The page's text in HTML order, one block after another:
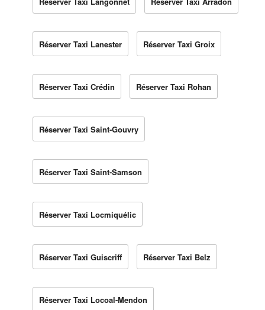
Réserver Taxi Lanester Réserver Taxi Groix
Réserver Taxi Crédin Réserver Taxi Rohan
Réserver Taxi Saint-Gouvry
Réserver Taxi Saint-Samson
Réserver Taxi Locmiquélic
Réserver Taxi Guiscriff Réserver Taxi Belz
Réserver Taxi Locoal-Mendon